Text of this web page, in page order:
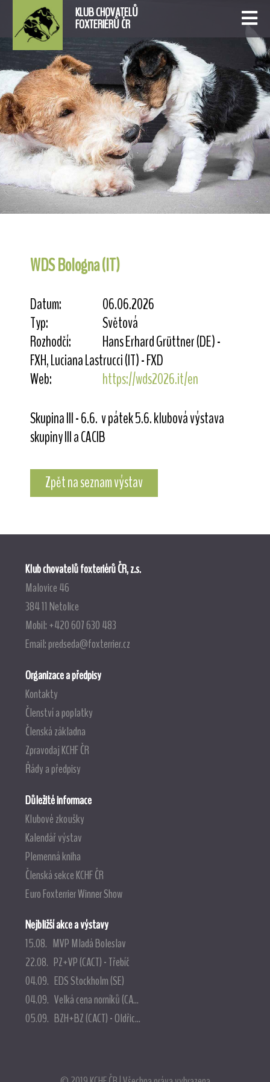
KLUB CHOVATELŮ
FOXTERIÉRŮ ČR
WDS Bologna (IT)
Datum:
06.06.2026
Typ:
Světová
Rozhodčí:
Hans Erhard Grüttner (DE) -
FXH, Luciana Lastrucci (IT) - FXD
Web:
https://wds2026.it/en
Skupina III - 6.6. v pátek 5.6. klubová výstava
skupiny III a CACIB
Zpět na seznam výstav
Klub chovatelů foxteriérů ČR, z.s.
Malovice 46
384 11 Netolice
Mobil: +420 607 630 483
Email:predseda@foxterrier.cz
Organizace a předpisy
Kontakty
Členství a poplatky
Členská základna
Zpravodaj KCHF ČR
Řády a předpisy
Důležité informace
Klubové zkoušky
Kalendář výstav
Plemenná kniha
Členská sekce KCHF ČR
Euro Foxterrier Winner Show
Nejbližší akce a výstavy
15.08. MVP Mladá Boleslav
22.08. PZ+VP (CACT) - Třebíč
04.09. EDS Stockholm (SE)
04.09. Velká cena norníků (CA...
05.09. BZH+BZ (CACT) - Oldřic...